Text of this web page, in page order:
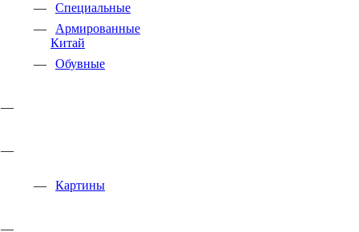
Специальные
Армированные
Китай
Обувные
Картины